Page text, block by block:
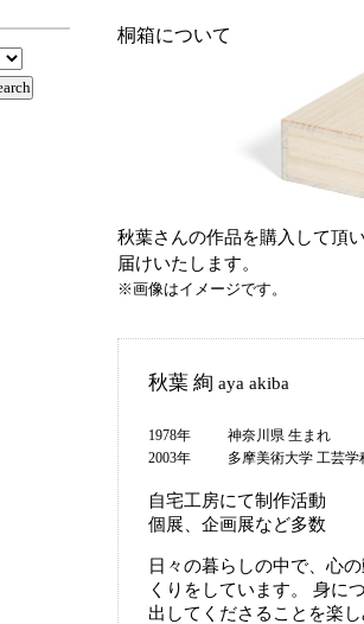
桐箱について
秋葉さんの作品を購入して頂
届けいたします。
※画像はイメージです。
秋葉 絢 aya akiba
1978年
神奈川県 生まれ
2003年
多摩美術大学 工芸
自宅工房にて制作活動
個展、企画展など多数
日々の暮らしの中で、心
くりをしています。 身に
出してくださることを楽